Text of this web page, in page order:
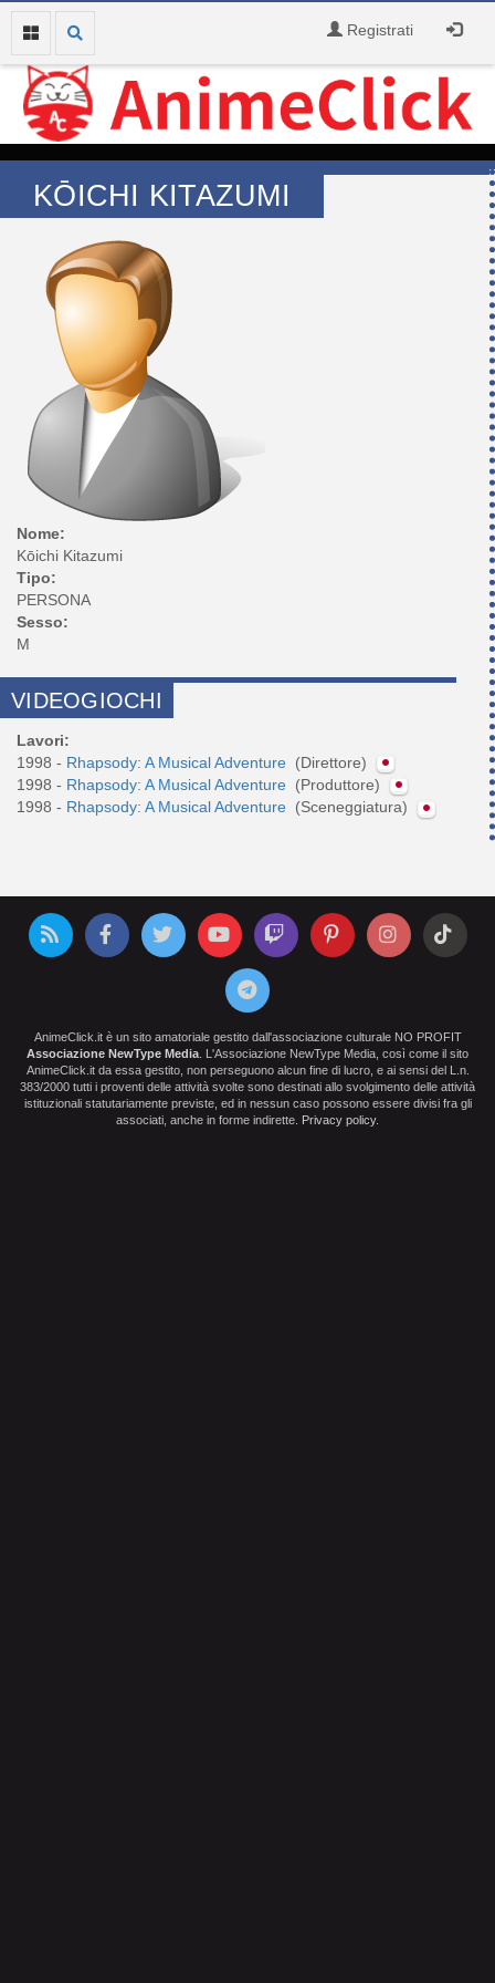
Registrati
KŌICHI KITAZUMI
Nome:
Kōichi Kitazumi
Tipo:
PERSONA
Sesso:
M
VIDEOGIOCHI
Lavori:
1998 - Rhapsody: A Musical Adventure (Direttore)
1998 - Rhapsody: A Musical Adventure (Produttore)
1998 - Rhapsody: A Musical Adventure (Sceneggiatura)
AnimeClick.it è un sito amatoriale gestito dall'associazione culturale NO PROFIT
Associazione NewType Media . L'Associazione NewType Media, così come il sito
AnimeClick.it da essa gestito, non perseguono alcun fine di lucro, e ai sensi del L.n.
383/2000 tutti i proventi delle attività svolte sono destinati allo svolgimento delle attività
istituzionali statutariamente previste, ed in nessun caso possono essere divisi fra gli
associati, anche in forme indirette. Privacy policy.